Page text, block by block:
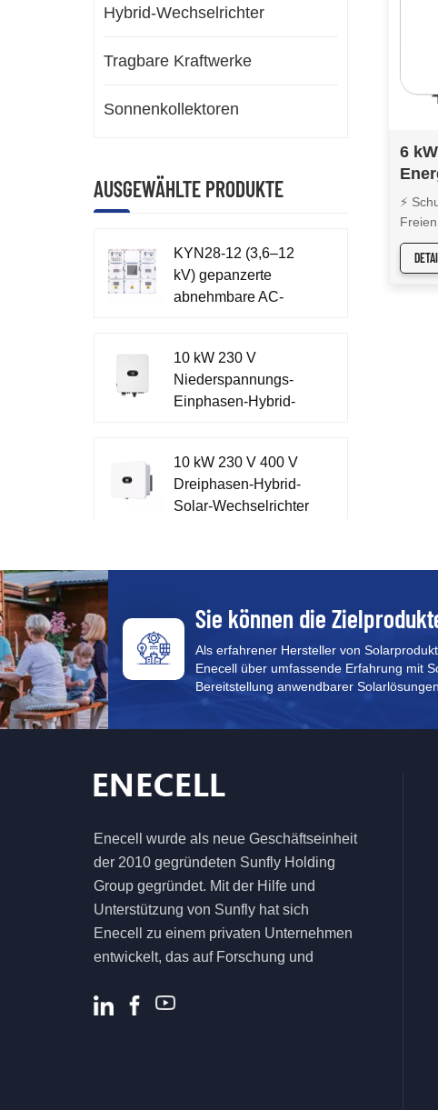
6
⚡
und
der
Hybrid-Wechselrichter
Tragbare Kraftwerke
Sonnenkollektoren
AUSGEWÄHLTE PRODUKTE
KYN28-12 (3,6–12
kV) gepanzerte
abnehmbare AC-
10 kW 230 V
Niederspannungs-
Einphasen-Hybrid-
10 kW 230 V 400 V
Dreiphasen-Hybrid-
Solar-Wechselrichter
51,2 V einphasiges
in-One-System XD3-
6KTL-AIO
CFE PVG3 Pro All-in-
One
5,5 kW 6,2 kW
hocheffizienter Solar-
Wechselrichter für
das
Heimenergiesystem
Sie können die
Als erfahrener Hersteller von
Enecell über umfassende Erfahrung mit
Bereitstellung anwendbarer
Enecell wurde als neue Geschäftseinheit
der 2010 gegründeten Sunfly Holding
Group gegründet. Mit der Hilfe und
Unterstützung von Sunfly hat sich
Enecell zu einem privaten Unternehmen
entwickelt, das auf Forschung und
Energiespeicherprodukten und -